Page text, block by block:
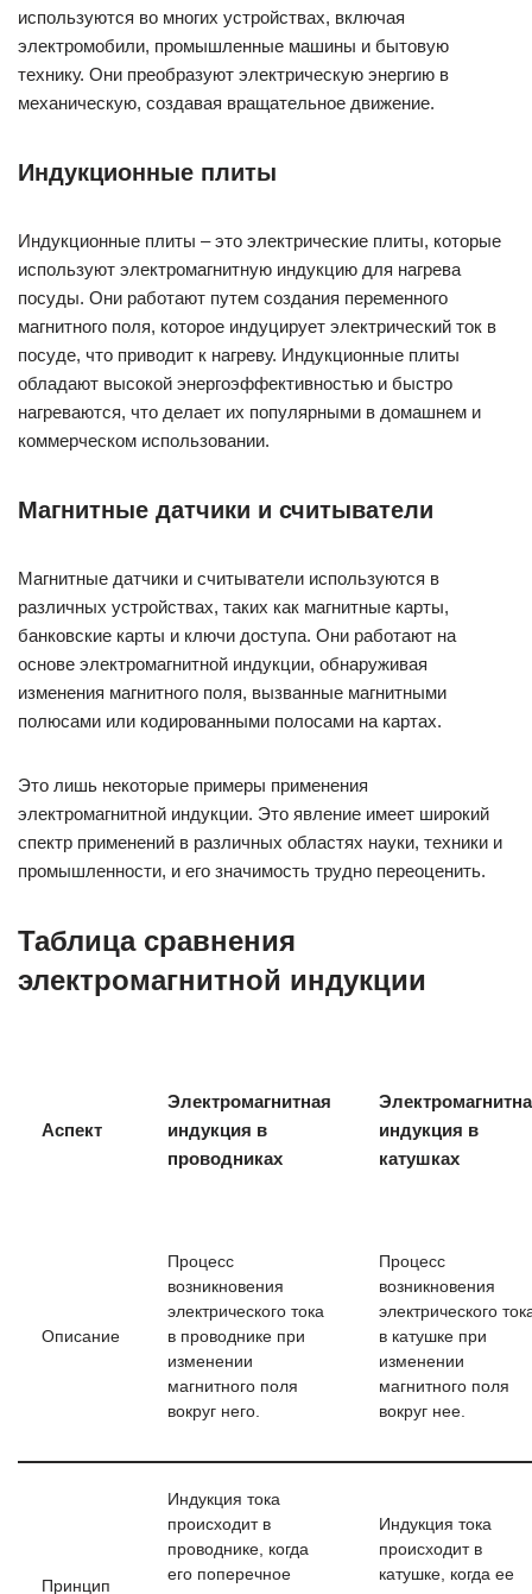
используются во многих устройствах, включая
электромобили, промышленные машины и бытовую
технику. Они преобразуют электрическую энергию в
механическую, создавая вращательное движение.
Индукционные плиты
Индукционные плиты – это электрические плиты, которые
используют электромагнитную индукцию для нагрева
посуды. Они работают путем создания переменного
магнитного поля, которое индуцирует электрический ток в
посуде, что приводит к нагреву. Индукционные плиты
обладают высокой энергоэффективностью и быстро
нагреваются, что делает их популярными в домашнем и
коммерческом использовании.
Магнитные датчики и считыватели
Магнитные датчики и считыватели используются в
различных устройствах, таких как магнитные карты,
банковские карты и ключи доступа. Они работают на
основе электромагнитной индукции, обнаруживая
изменения магнитного поля, вызванные магнитными
полюсами или кодированными полосами на картах.
Это лишь некоторые примеры применения
электромагнитной индукции. Это явление имеет широкий
спектр применений в различных областях науки, техники и
промышленности, и его значимость трудно переоценить.
Таблица сравнения
электромагнитной индукции
Аспект
Электромагнитная
индукция в
проводниках
индукция в
катушках
Описание
Процесс
возникновения
электрического тока
в проводнике при
изменении
магнитного поля
вокруг него.
Процесс
возникновения
электрического
в катушке при
изменении
магнитного поля
вокруг нее.
Принцип
Индукция тока
происходит в
проводнике, когда
его поперечное
Индукция тока
происходит в
катушке, когда ее